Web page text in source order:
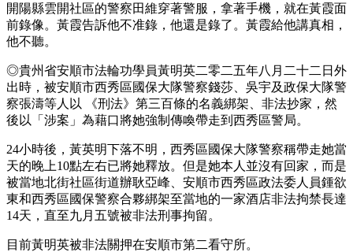
開陽縣雲開社區的警察田維穿著警服，拿著手機，就在黃霞面
前錄像。黃霞告訴他不准錄，他還是錄了。黃霞給他講真相，
他不聽。
◎貴州省安順市法輪功學員黃明英二零二五年八月二十二日外
出時，被安順市西秀區國保大隊警察錢莎、吳宇及政保大隊警
察張濤等人以 《刑法》第三百條的名義綁架、非法抄家，然
後以「涉案」為藉口將她強制傳喚帶走到西秀區警局。
24小時後，黃英明下落不明，西秀區國保大隊警察稱帶走她當
天的晚上10點左右已將她釋放。但是她本人並沒有回家，而是
被當地北街社區街道辦耿亞峰、安順市西秀區政法委人員鍾欲
東和西秀區國保警察合夥綁架至當地的一家酒店非法拘禁長達
14天，直至九月五號被非法刑事拘留。
目前黃明英被非法關押在安順市第二看守所。